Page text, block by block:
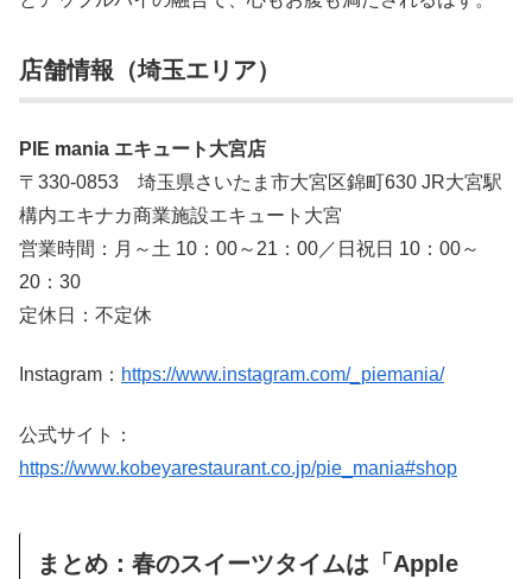
店舗情報（埼玉エリア）
PIE mania エキュート大宮店
〒330-0853 埼玉県さいたま市大宮区錦町630 JR大宮駅
構内エキナカ商業施設エキュート大宮
営業時間：月～土 10：00～21：00／日祝日 10：00～
20：30
定休日：不定休
Instagram： https://www.instagram.com/_piemania/
公式サイト：
https://www.kobeyarestaurant.co.jp/pie_mania#shop
まとめ：春のスイーツタイムは「Apple